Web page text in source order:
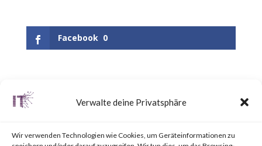
Verwalte deine Privatsphäre
Wir verwenden Technologien wie Cookies, um Geräteinformationen zu
Facebook 0
UPDATE June 25, 2023:
Updated the appendix to
include a link to the “BlackLotus